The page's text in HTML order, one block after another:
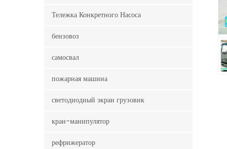
Тележка Конкретного Насоса
бензовоз
самосвал
пожарная машина
светодиодный экран грузовик
кран-манипулятор
рефрижератор